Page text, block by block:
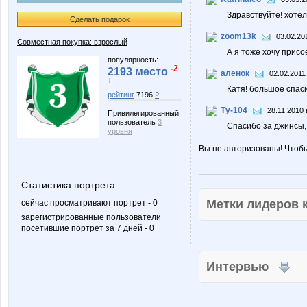
Сделать подарок
Совместная покупка: взрослый
популярность:
2193 место -2
↓
рейтинг 7196 ?
Привилегированный
пользователь 3
уровня
Статистика портрета:
сейчас просматривают портрет - 0
зарегистрированные пользователи
посетившие портрет за 7 дней - 0
Здравствуйте!
zoom13k
А я тоже хочу
аленок
Катя! большое
Ту-104 28.11.2010
Спасибо за
Вы не авторизованы!
Метки
Интервью